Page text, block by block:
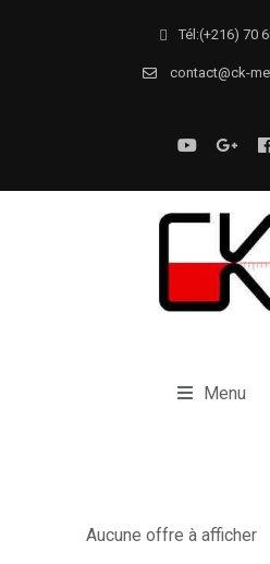
Tél:(+216) 70
contact@ck-
Menu
Aucune offre à afficher